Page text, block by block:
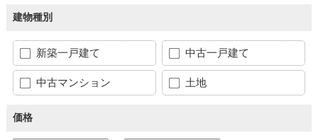
建物種別
新築一戸建て 中古一戸建て
中古マンション 土地
価格